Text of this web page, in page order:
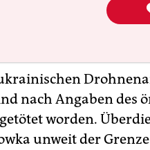
nach Angaben des
worden.
unweit der